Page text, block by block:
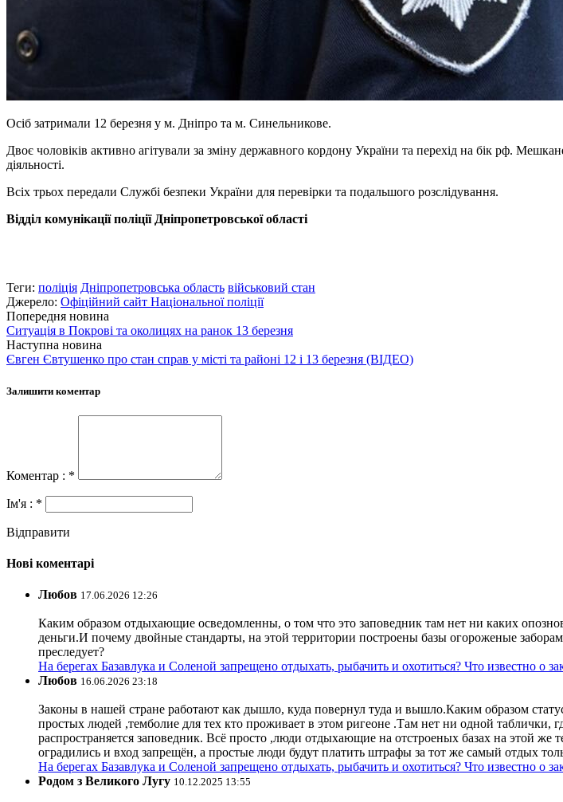
Осіб затримали 12 березня у м. Дніпро та м. Синельникове.
Двоє чоловіків активно агітували за зміну державного кордону України та перехід на бік рф.
діяльності.
Всіх трьох передали Службі безпеки України для перевірки та подальшого розслідування.
Відділ комунікації поліції Дніпропетровської області
Теги: поліція Дніпропетровська область військовий стан
Джерело: Офіційний сайт Національної поліції
Попередня новина
Ситуація в Покрові та околицях на ранок 13 березня
Наступна новина
Євген Євтушенко про стан справ у місті та районі 12 і 13 березня (ВІДЕО)
Залишити коментар
Коментар : *
Ім'я : *
Відправити
Нові коментарі
Любов 17.06.2026 12:26
Каким образом отдыхающие осведомленны, о том что это заповедник там нет ни каких
деньги.И почему двойные стандарты, на этой территории построены базы огороженые
преследует?
На берегах Базавлука и Соленой запрещено отдыхать, рыбачить и охотиться? Что известно о
Любов 16.06.2026 23:18
Законы в нашей стране работают как дышло, куда повернул туда и вышло.Каким образом
простых людей ,темболие для тех кто проживает в этом ригеоне .Там нет ни одной таблички,
распространяется заповедник. Всё просто ,люди отдыхающие на отстроеных базах на этой
оградились и вход запрещён, а простые люди будут платить штрафы за тот же самый отдых
На берегах Базавлука и Соленой запрещено отдыхать, рыбачить и охотиться? Что известно о
Родом з Великого Лугу 10.12.2025 13:55